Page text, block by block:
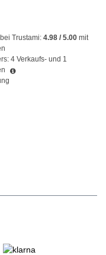
Trustami: 4.98 / 5.00mit
4 Verkaufs- und 1